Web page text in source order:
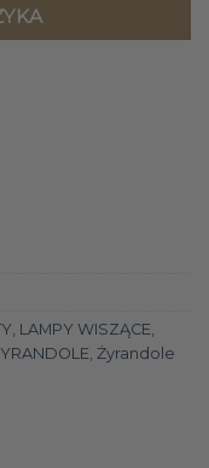
LAMPY WISZĄCE
Żyrandole